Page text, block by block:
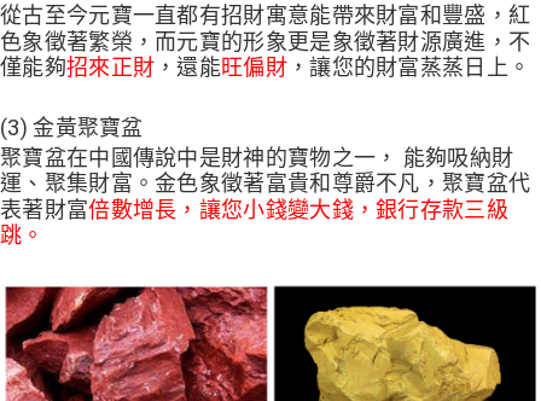
從古至今元寶一直都有招財寓意能帶來財富和豐盛，紅
色象徵著繁榮，而元寶的形象更是象徵著財源廣進，不
僅能夠招來正財 ，還能旺偏財，讓您的財富蒸蒸日上。
(3) 金黃聚寶盆
聚寶盆在中國傳說中是財神的寶物之一， 能夠吸納財
運、聚集財富。金色象徵著富貴和尊爵不凡，聚寶盆代
表著財富倍數增長，讓您小錢變大錢，銀行存款三級
跳。